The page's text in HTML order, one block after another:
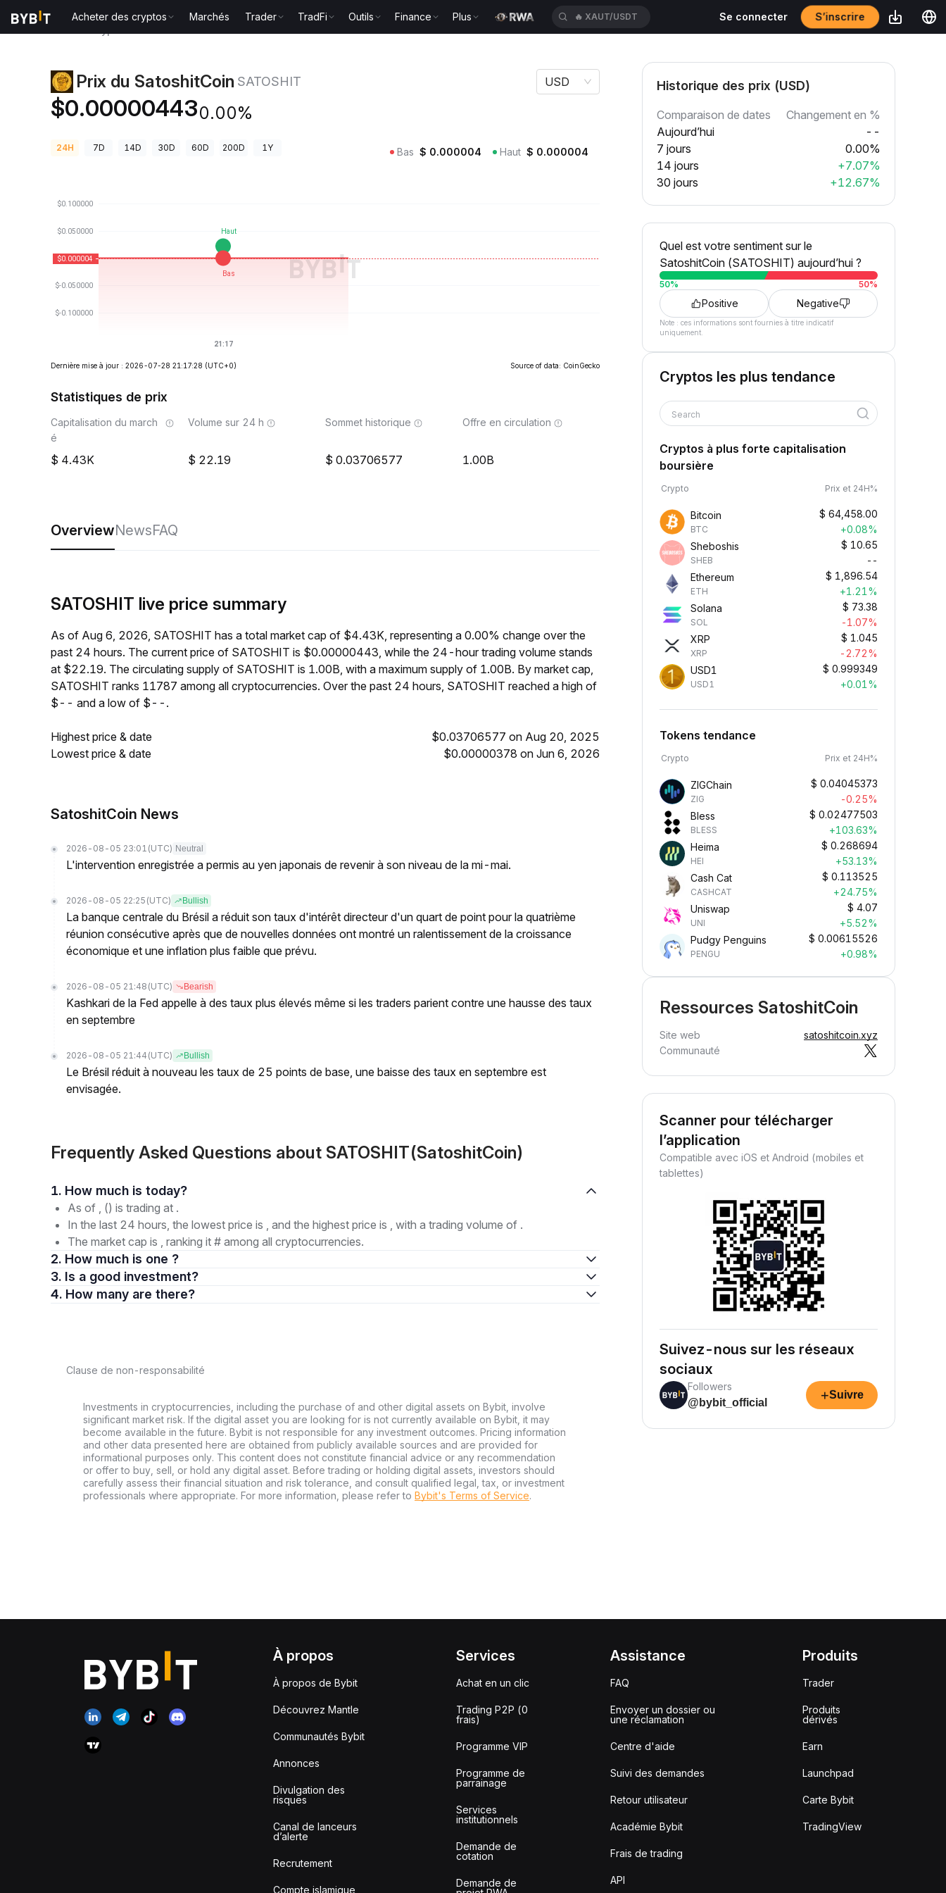
Acheter des cryptos Marchés Trader TradFi Outils Finance Plus 🔥 XAUT/USDT Se connecter S’inscrire
Prix du SatoshitCoin SATOSHIT
$0.000004430.00%
USD
24H 7D 14D 30D 60D 200D 1Y Bas $ 0.000004 Haut $ 0.000004
Dernière mise à jour : 2026-07-28 21:17:28 (UTC+0) Source of data: CoinGecko
Statistiques de prix
Capitalisation du march
é
4.43K
Volume sur 24 h
22.19
Sommet historique
0.03706577
Offre en circulation
1.00B
OverviewNewsFAQ
SATOSHIT live price summary
As of Aug 6, 2026, SATOSHIT has a total market cap of $4.43K, representing a 0.00% change over the
past 24 hours. The current price of SATOSHIT is $0.00000443, while the 24-hour trading volume stands
at $22.19. The circulating supply of SATOSHIT is 1.00B, with a maximum supply of 1.00B. By market cap,
SATOSHIT ranks 11787 among all cryptocurrencies. Over the past 24 hours, SATOSHIT reached a high of
$-- and a low of $--.
Highest price & date
$0.03706577 on Aug 20, 2025
Lowest price & date
$0.00000378 on Jun 6, 2026
SatoshitCoin News
2026-08-05 23:01 (UTC) Neutral
L'intervention enregistrée a permis au yen japonais de revenir à son niveau de la mi-mai.
2026-08-05 22:25 (UTC) Bullish
La banque centrale du Brésil a réduit son taux d'intérêt directeur d'un quart de point pour la quatrième
réunion consécutive après que de nouvelles données ont montré un ralentissement de la croissance
économique et une inflation plus faible que prévu.
2026-08-05 21:48 (UTC) Bearish
Kashkari de la Fed appelle à des taux plus élevés même si les traders parient contre une hausse des taux
en septembre
2026-08-05 21:44 (UTC) Bullish
Le Brésil réduit à nouveau les taux de 25 points de base, une baisse des taux en septembre est
envisagée.
Frequently Asked Questions about SATOSHIT(SatoshitCoin)
1. How much is today?
As of , () is trading at .
In the last 24 hours, the lowest price is , and the highest price is , with a trading volume of .
The market cap is , ranking it # among all cryptocurrencies.
2. How much is one ?
3. Is a good investment?
4. How many are there?
Clause de non-responsabilité
Investments in cryptocurrencies, including the purchase of and other digital assets on Bybit, involve
significant market risk. If the digital asset you are looking for is not currently available on Bybit, it may
become available in the future. Bybit is not responsible for any investment outcomes. Pricing information
and other data presented here are obtained from publicly available sources and are provided for
informational purposes only. This content does not constitute financial advice or any recommendation
or offer to buy, sell, or hold any digital asset. Before trading or holding digital assets, investors should
carefully assess their financial situation and risk tolerance, and consult qualified legal, tax, or investment
professionals where appropriate. For more information, please refer to Bybit's Terms of Service.
Historique des prix (USD)
Comparaison de dates
Changement en %
Aujourd’hui
--
7 jours
0.00%
14 jours
+7.07%
30 jours
+12.67%
Quel est votre sentiment sur le
SatoshitCoin (SATOSHIT) aujourd’hui ?
50% 50%
Positive Negative
Note : ces informations sont fournies à titre indicatif
uniquement.
Cryptos les plus tendance
Search
Cryptos à plus forte capitalisation
boursière
Crypto Prix et 24H%
Bitcoin
BTC
$ 64,458.00
+0.08%
Sheboshis
SHEB
$ 10.65
--
Ethereum
ETH
$ 1,896.54
+1.21%
Solana
SOL
$ 73.38
-1.07%
XRP
XRP
$ 1.045
-2.72%
USD1
USD1
$ 0.999349
+0.01%
Tokens tendance
Crypto Prix et 24H%
ZIGChain
ZIG
$ 0.04045373
-0.25%
Bless
BLESS
$ 0.02477503
+103.63%
Heima
HEI
$ 0.268694
+53.13%
Cash Cat
CASHCAT
$ 0.113525
+24.75%
Uniswap
UNI
$ 4.07
+5.52%
Pudgy Penguins
PENGU
$ 0.00615526
+0.98%
Ressources SatoshitCoin
Site web
satoshitcoin.xyz
Communauté
Scanner pour télécharger
l’application
Compatible avec iOS et Android (mobiles et
tablettes)
Suivez-nous sur les réseaux
sociaux
Followers
@bybit_official
+Suivre
À propos
À propos de Bybit
Découvrez Mantle
Communautés Bybit
Annonces
Divulgation des
risques
Canal de lanceurs
d’alerte
Recrutement
Compte islamique
Services
Achat en un clic
Trading P2P (0
frais)
Programme VIP
Programme de
parrainage
Services
institutionnels
Demande de
cotation
Demande de
Assistance
FAQ
Envoyer un dossier ou
une réclamation
Centre d'aide
Suivi des demandes
Retour utilisateur
Académie Bybit
Frais de trading
API
Produits
Trader
Produits
dérivés
Earn
Launchpad
Carte Bybit
TradingView